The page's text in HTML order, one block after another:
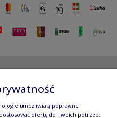
| e-mail:
|
umożliwiają poprawne
ofertę do Twoich potrzeb.